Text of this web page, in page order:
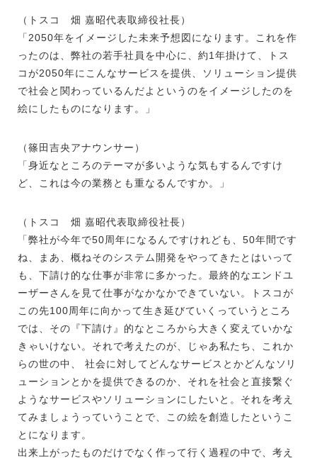
（トスコ 畑 嘉昭代表取締役社長）
「2050年をイメージした未来予想図になります。これを作
ったのは、弊社の若手社員を中心に、約1年掛けて、トス
コが2050年にこんなサービスを提供、ソリューション提供
で社会と関わっているんだよというのをイメージしたのを
絵にしたものになります。」
（篠田吉央アナウンサー）
「身近なところのテーマが多いような気もするんですけ
ど、これは今の業務とも重なるんですか。」
（トスコ 畑 嘉昭代表取締役社長）
「弊社が今年で50周年になるんですけれども、50年間です
ね、まあ、概ねそのシステム開発をやってきたとはいって
も、下請け的な仕事が非常に多かった。最終的なエンドユ
ーザーさんを見て仕事がなかなかできていない。トスコが
この先100周年に向かって生き延びていくっていうところ
では、その『下請け』的なところから大きく変えていかな
きゃいけない。それで考えたのが、じゃあ私たち、これか
らの世の中、 社会に対してどんなサービスとかどんなソリ
ューションとかを提供できるのか、それを社会と直接繋ぐ
ようなサービスやソリューションにしたいと。それを考え
てみましょうっていうことで、この絵を創造したというこ
とになります。
出来上がったものだけでなく作って行く過程の中で、考え